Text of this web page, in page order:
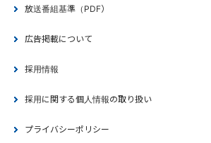
放送番組基準（PDF）
広告掲載について
採用情報
採用に関する個人情報の取り扱い
プライバシーポリシー